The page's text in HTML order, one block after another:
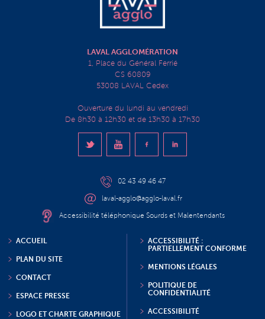
LAVAL AGGLOMÉRATION
1, Place du Général Ferrié
CS 60809
53008 LAVAL Cedex
Ouverture du lundi au vendredi
De 8h30 à 12h30 et de 13h30 à 17h30
02 43 49 46 47
laval-agglo@agglo-laval.fr
Accessibilité téléphonique Sourds et Malentendants
ACCUEIL
PLAN DU SITE
CONTACT
ESPACE PRESSE
LOGO ET CHARTE GRAPHIQUE
ACCESSIBILITÉ :
PARTIELLEMENT CONFORME
MENTIONS LÉGALES
POLITIQUE DE
CONFIDENTIALITÉ
ACCESSIBILITÉ